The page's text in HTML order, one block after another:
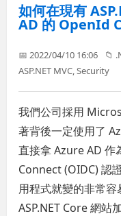
如何在現有
AD 的 OpenId
📅 2022/04/10 16:06 📁
ASP.NET MVC ,Security
我們公司採用
著背後一定使用了
直接拿 Azure AD
Connect (OIDC) 認
用程式就變的非常
ASP.NET Core 網站